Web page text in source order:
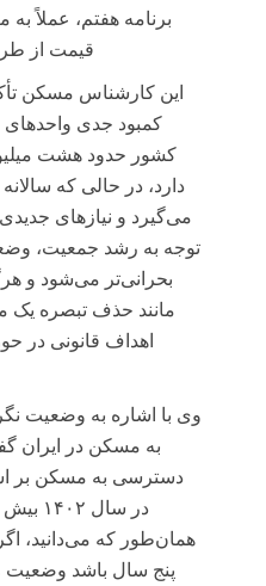
برنامه هفتم، عملاً
قیمت از
این کارشناس مسکن
کمبود جدی
کشور حدود هشت
دارد، در حالی که
می‌گیرد و نیازهای
توجه به رشد جمعیت،
بحرانی‌تر می‌شود و
اهداف قانونی در
وی با اشاره به وضعیت
به مسکن در ایران
دسترسی به مسکن بر
همان‌طور که می‌دانید،
پنج سال باشد وضعیت